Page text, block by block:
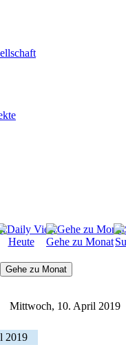
Heute Gehe zu Monat
Gehe zu Monat
Mittwoch, 10. April 2019
2019